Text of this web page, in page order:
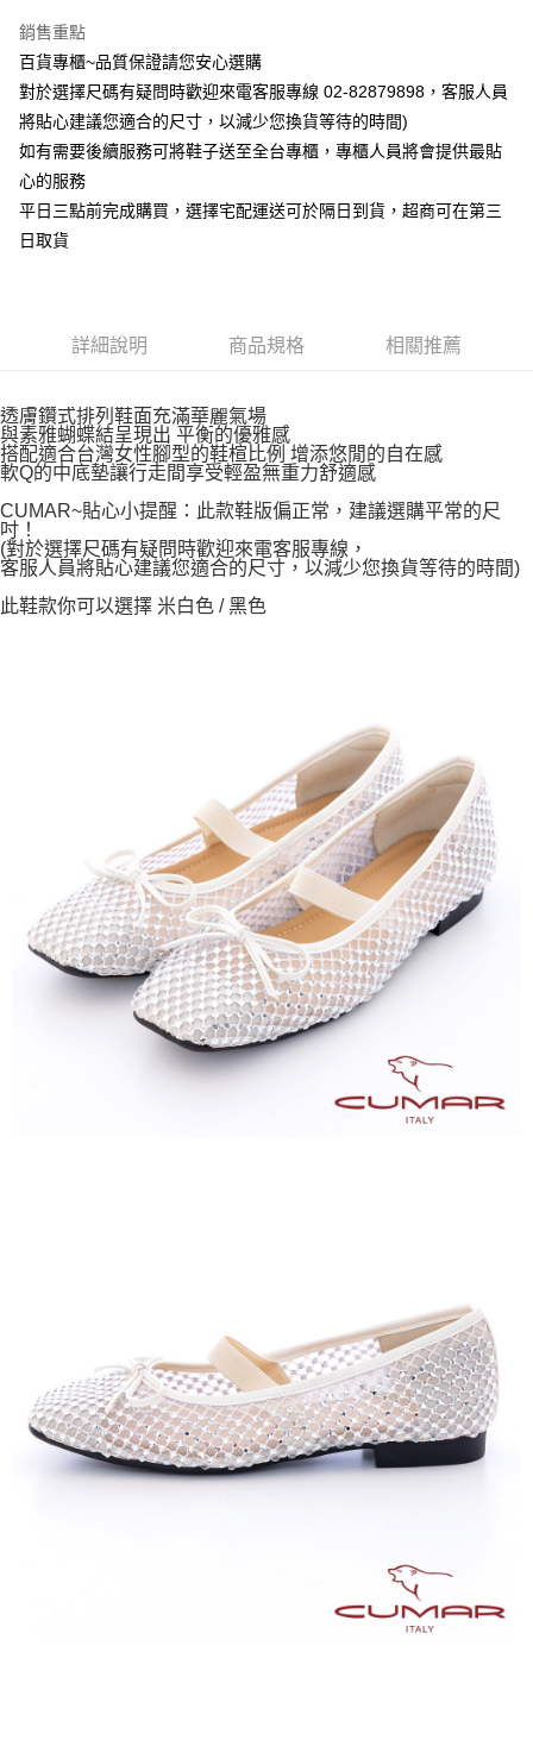
銷售重點
百貨專櫃~品質保證請您安心選購
對於選擇尺碼有疑問時歡迎來電客服專線 02-82879898，客服人員
將貼心建議您適合的尺寸，以減少您換貨等待的時間)
如有需要後續服務可將鞋子送至全台專櫃，專櫃人員將會提供最貼
心的服務
平日三點前完成購買，選擇宅配運送可於隔日到貨，超商可在第三
日取貨
詳細說明 商品規格 相關推薦
透膚鑽式排列鞋面充滿華麗氣場
與素雅蝴蝶結呈現出 平衡的優雅感
搭配適合台灣女性腳型的鞋楦比例 增添悠閒的自在感
軟Q的中底墊讓行走間享受輕盈無重力舒適感
CUMAR~貼心小提醒：此款鞋版偏正常，建議選購平常的尺
吋！
(對於選擇尺碼有疑問時歡迎來電客服專線，
客服人員將貼心建議您適合的尺寸，以減少您換貨等待的時間)
此鞋款你可以選擇 米白色 / 黑色